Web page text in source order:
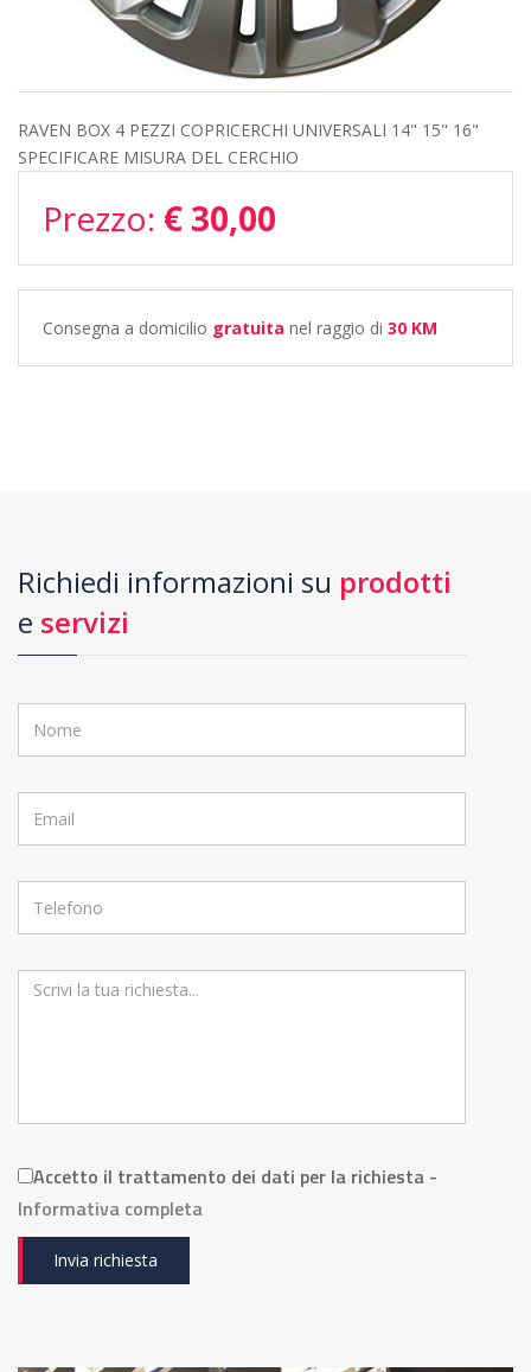
RAVEN BOX 4 PEZZI COPRICERCHI UNIVERSALI 14" 15" 16"
SPECIFICARE MISURA DEL CERCHIO
Prezzo: € 30,00
Consegna a domicilio gratuita nel raggio di 30 KM
Richiedi informazioni su prodotti
e servizi
Accetto il trattamento dei dati per la richiesta -
Informativa completa
Invia richiesta